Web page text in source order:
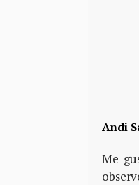
Andi
Me